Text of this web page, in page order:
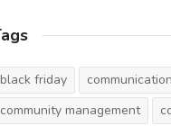
black friday
communication
community management